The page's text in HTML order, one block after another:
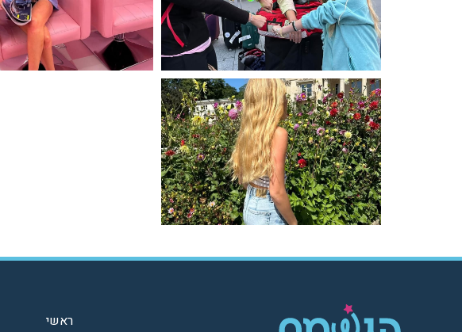
ראשי